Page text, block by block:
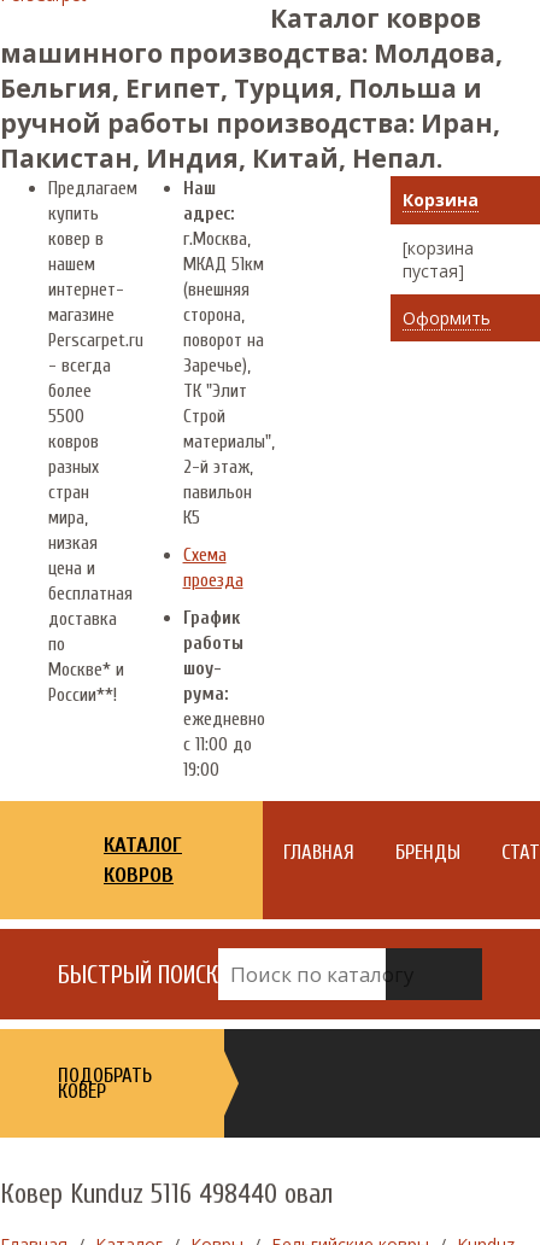
Каталог ковров
машинного производства: Молдова,
Бельгия, Египет, Турция, Польша и
ручной работы производства: Иран,
Пакистан, Индия, Китай, Непал.
Предлагаем
купить
ковер в
нашем
интернет-
магазине
Perscarpet.ru
- всегда
более
5500
ковров
разных
стран
мира,
низкая
цена и
бесплатная
доставка
по
Москве* и
России**!
Наш
адрес:
г.Москва,
МКАД 51км
(внешняя
сторона,
поворот на
Заречье),
ТК "Элит
Строй
материалы",
2-й этаж,
павильон
К5
Схема
проезда
График
работы
шоу-
рума:
ежедневно
с 11:00 до
19:00
Корзина
[корзина
пустая]
Оформить
КАТАЛОГ
КОВРОВ
ГЛАВНАЯ БРЕНДЫ
БЫСТРЫЙ ПОИСК
ПОДОБРАТЬ
КОВЕР
Ковер Kunduz 5116 498440 овал